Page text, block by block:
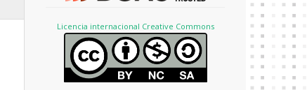
Licencia internacional Creative Commons